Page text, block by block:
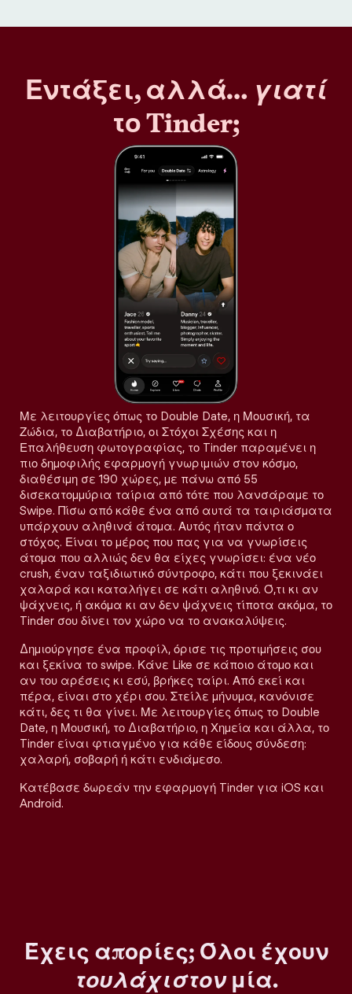
Εντάξει, αλλά… γιατί
το Tinder;
Με λειτουργίες όπως το Double Date, η Μουσική, τα
Ζώδια, το Διαβατήριο, οι Στόχοι Σχέσης και η
Επαλήθευση φωτογραφίας, το Tinder παραμένει η
πιο δημοφιλής εφαρμογή γνωριμιών στον κόσμο,
διαθέσιμη σε 190 χώρες, με πάνω από 55
δισεκατομμύρια ταίρια από τότε που λανσάραμε το
Swipe. Πίσω από κάθε ένα από αυτά τα ταιριάσματα
υπάρχουν αληθινά άτομα. Αυτός ήταν πάντα ο
στόχος. Είναι το μέρος που πας για να γνωρίσεις
άτομα που αλλιώς δεν θα είχες γνωρίσει: ένα νέο
crush, έναν ταξιδιωτικό σύντροφο, κάτι που ξεκινάει
χαλαρά και καταλήγει σε κάτι αληθινό. Ό,τι κι αν
ψάχνεις, ή ακόμα κι αν δεν ψάχνεις τίποτα ακόμα, το
Tinder σου δίνει τον χώρο να το ανακαλύψεις.
Δημιούργησε ένα προφίλ, όρισε τις προτιμήσεις σου
και ξεκίνα το swipe. Κάνε Like σε κάποιο άτομο και
αν του αρέσεις κι εσύ, βρήκες ταίρι. Από εκεί και
πέρα, είναι στο χέρι σου. Στείλε μήνυμα, κανόνισε
κάτι, δες τι θα γίνει. Με λειτουργίες όπως το Double
Date, η Μουσική, το Διαβατήριο, η Χημεία και άλλα, το
Tinder είναι φτιαγμένο για κάθε είδους σύνδεση:
χαλαρή, σοβαρή ή κάτι ενδιάμεσο.
Κατέβασε δωρεάν την εφαρμογή Tinder για iOS και
Android.
Έχεις απορίες; Όλοι έχουν
τουλάχιστονμία.